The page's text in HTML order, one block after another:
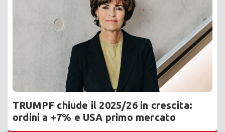
TRUMPF chiude il 2025/26 in crescita:
ordini a +7% e USA primo mercato